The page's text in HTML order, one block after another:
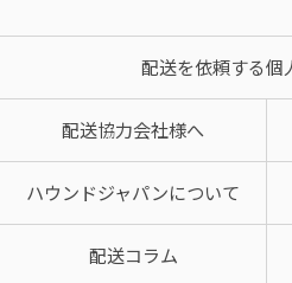
配送を依頼する個
配送協力会社様へ
ハウンドジャパンについて
配送コラム